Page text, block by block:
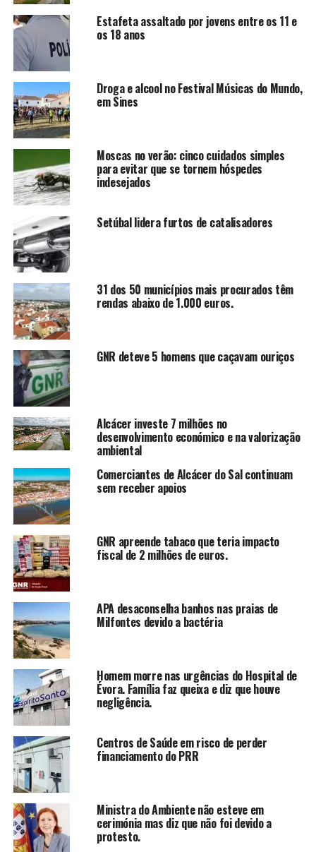
Estafeta assaltado por jovens entre os 11 e
os 18 anos
Droga e alcool no Festival Músicas do Mundo,
em Sines
Moscas no verão: cinco cuidados simples
para evitar que se tornem hóspedes
indesejados
Setúbal lidera furtos de catalisadores
31 dos 50 municípios mais procurados têm
rendas abaixo de 1.000 euros.
GNR deteve 5 homens que caçavam ouriços
Alcácer investe 7 milhões no
desenvolvimento económico e na valorização
ambiental
Comerciantes de Alcácer do Sal continuam
sem receber apoios
GNR apreende tabaco que teria impacto
fiscal de 2 milhões de euros.
APA desaconselha banhos nas praias de
Milfontes devido a bactéria
Homem morre nas urgências do Hospital de
Évora. Família faz queixa e diz que houve
negligência.
Centros de Saúde em risco de perder
financiamento do PRR
Ministra do Ambiente não esteve em
cerimónia mas diz que não foi devido a
protesto.